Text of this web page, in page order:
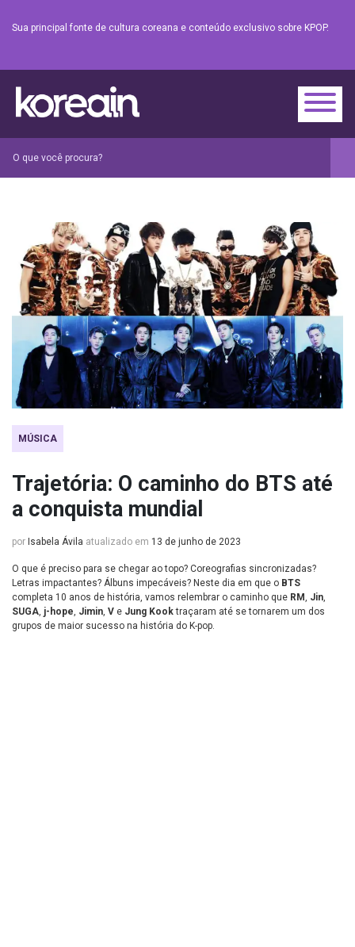
Sua principal fonte de cultura coreana e conteúdo exclusivo sobre KPOP.
MÚSICA
Trajetória: O caminho do BTS até
a conquista mundial
por Isabela Ávila atualizado em 13 de junho de 2023
O que é preciso para se chegar ao topo? Coreografias sincronizadas?
Letras impactantes? Álbuns impecáveis? Neste dia em que o BTS
completa 10 anos de história, vamos relembrar o caminho que RM, Jin,
SUGA, j-hope, Jimin, V e Jung Kooktraçaram até se tornarem um dos
grupos de maior sucesso na história do K-pop.